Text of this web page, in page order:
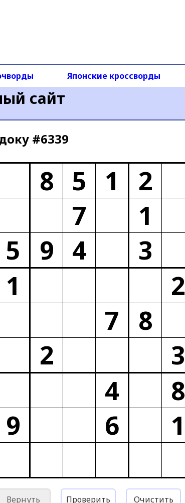
сайт
Японские кроссворды
#6339
8 5 1
2
7
1
5 9 4
3
1
2
7 8
2
3
4
8
9
6
1
Вернуть Проверить Очистить